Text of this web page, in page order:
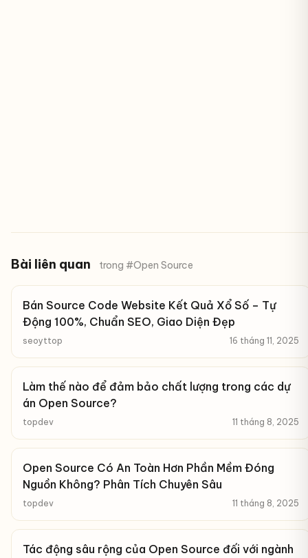
Bài liên quan trong #Open Source
Bán Source Code Website Kết Quả Xổ Số – Tự
Động 100%, Chuẩn SEO, Giao Diện Đẹp
seoyttop 16 tháng 11, 2025
Làm thế nào để đảm bảo chất lượng trong các dự
án Open Source?
topdev 11 tháng 8, 2025
Open Source Có An Toàn Hơn Phần Mềm Đóng
Nguồn Không? Phân Tích Chuyên Sâu
topdev 11 tháng 8, 2025
Tác động sâu rộng của Open Source đối với ngành